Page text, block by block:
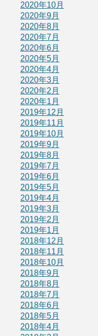
2020年10月
2020年9月
2020年8月
2020年7月
2020年6月
2020年5月
2020年4月
2020年3月
2020年2月
2020年1月
2019年12月
2019年11月
2019年10月
2019年9月
2019年8月
2019年7月
2019年6月
2019年5月
2019年4月
2019年3月
2019年2月
2019年1月
2018年12月
2018年11月
2018年10月
2018年9月
2018年8月
2018年7月
2018年6月
2018年5月
2018年4月